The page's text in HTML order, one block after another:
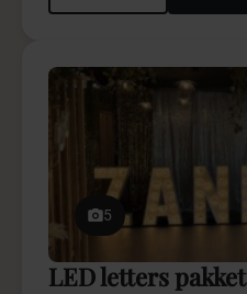
5
LED letters pakket